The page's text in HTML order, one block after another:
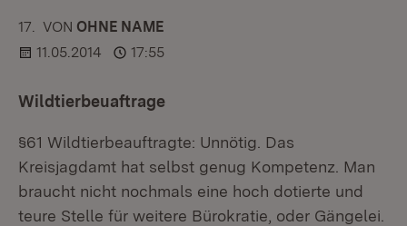
17. KOMMENTAR
VON :OHNE NAME
11.05.2014
17:55
Wildtierbeuaftrage
§61 Wildtierbeauftragte: Unnötig. Das
Kreisjagdamt hat selbst genug Kompetenz. Man
braucht nicht nochmals eine hoch dotierte und
teure Stelle für weitere Bürokratie, oder Gängelei.